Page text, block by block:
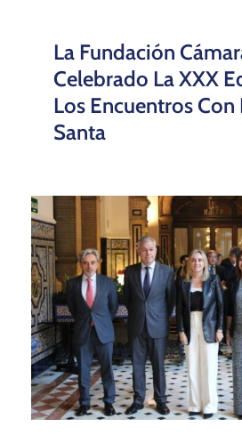
La Fundación
Celebrado La XXX
Los Encuentros Con
Santa